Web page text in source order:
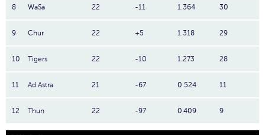
8 WaSa 22 -11 1.364 30
9 Chur 22 +5 1.318 29
10 Tigers 22 -10 1.273 28
11 Ad Astra 21 -67 0.524 11
12 Thun 22 -97 0.409 9